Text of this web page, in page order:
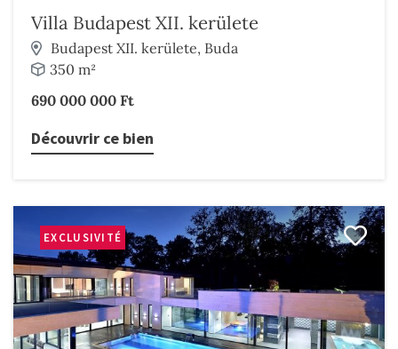
Villa Budapest XII. kerülete
Budapest XII. kerülete, Buda
350 m²
690 000 000 Ft
Découvrir ce bien
EXCLUSIVITÉ